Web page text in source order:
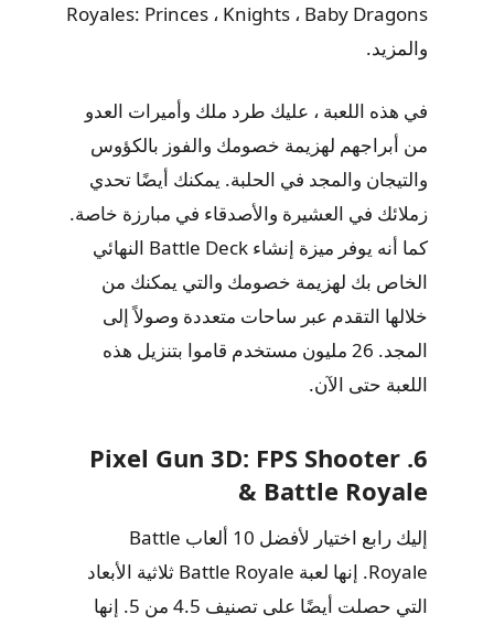
Royales: Princes ، Knights ، Baby Dragons
والمزيد.
في هذه اللعبة ، عليك طرد ملك وأميرات العدو
من أبراجهم لهزيمة خصومك والفوز بالكؤوس
والتيجان والمجد في الحلبة. يمكنك أيضًا تحدي
زملائك في العشيرة والأصدقاء في مبارزة خاصة.
كما أنه يوفر ميزة إنشاء Battle Deck النهائي
الخاص بك لهزيمة خصومك والتي يمكنك من
خلالها التقدم عبر ساحات متعددة وصولاً إلى
المجد. 26 مليون مستخدم قاموا بتنزيل هذه
اللعبة حتى الآن.
6. Pixel Gun 3D: FPS Shooter
& Battle Royale
إليك رابع اختيار لأفضل 10 ألعاب Battle
Royale. إنها لعبة Battle Royale ثلاثية الأبعاد
التي حصلت أيضًا على تصنيف 4.5 من 5. إنها